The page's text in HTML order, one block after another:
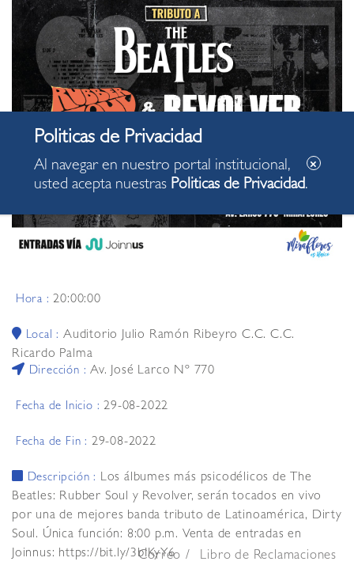
Hora : 20:00:00
Local :Auditorio Julio Ramón Ribeyro C.C. C.C.
Ricardo Palma
Dirección :Av. José Larco Nº 770
Fecha de Inicio : 29-08-2022
Fecha de Fin : 29-08-2022
Descripción : Los álbumes más psicodélicos de The
Beatles: Rubber Soul y Revolver, serán tocados en vivo
por una de mejores banda tributo de Latinoamérica, Dirty
Soul. Única función: 8:00 p.m. Venta de entradas en
Joinnus: https://bit.ly/3bIKyY6
Correo Libro de Reclamaciones
Al navegar en nuestro portal institucional,
usted acepta nuestras Politicas de Privacidad.